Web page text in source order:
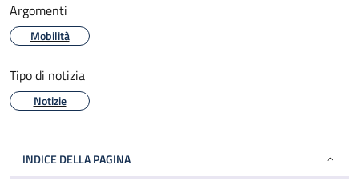
Argomenti
Mobilità
Tipo di notizia
Notizie
INDICE DELLA PAGINA